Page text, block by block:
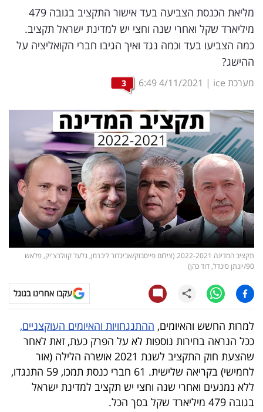
וטק
שיווק
ופרסום
משפט
מדדים
ומחקרים
דעות
רכילות
עסקית
קריפטו
ויראלי
טלוויזיה
עסקי
ספורט
קריירה
ולימודים
מינויים
מליאת הכנסת הצביעה בעד אישור התקציב בגובה 479
מיליארד שקל ואחרי שנה וחצי יש למדינת ישראל תקציב.
כמה הצביעו בעד וכמה נגד ואיך הגיבו חברי הקואליציה על
ההישג?
מערכת ice |
4/11/2021
6:49
3
תקציב המדינה 2022-2021 (צילום פייסבוק/אביגדור ליברמן, גלעד קוולרצ'יק, פלאש
90/יונתן סינדל, דוד כהן)
עקבו אחרינו בגוגל
למרות החשש והאיומים, ההתנגחויות והאיומים העוקצניים,
ככל הנראה בחירות נוספות לא על הפרק כעת, זאת לאחר
שהצעת חוק התקציב לשנת 2021 אושרה הלילה (אור
לחמישי) בקריאה שלישית. 61 חברי כנסת תמכו, 59 התנגדו,
ללא נמנעים ואחרי שנה וחצי יש תקציב למדינת ישראל
בגובה 479 מיליארד שקל בסך הכל.